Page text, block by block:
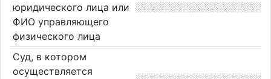
юридического лица или
ФИО управляющего
физического лица
Суд, в котором
осуществляется